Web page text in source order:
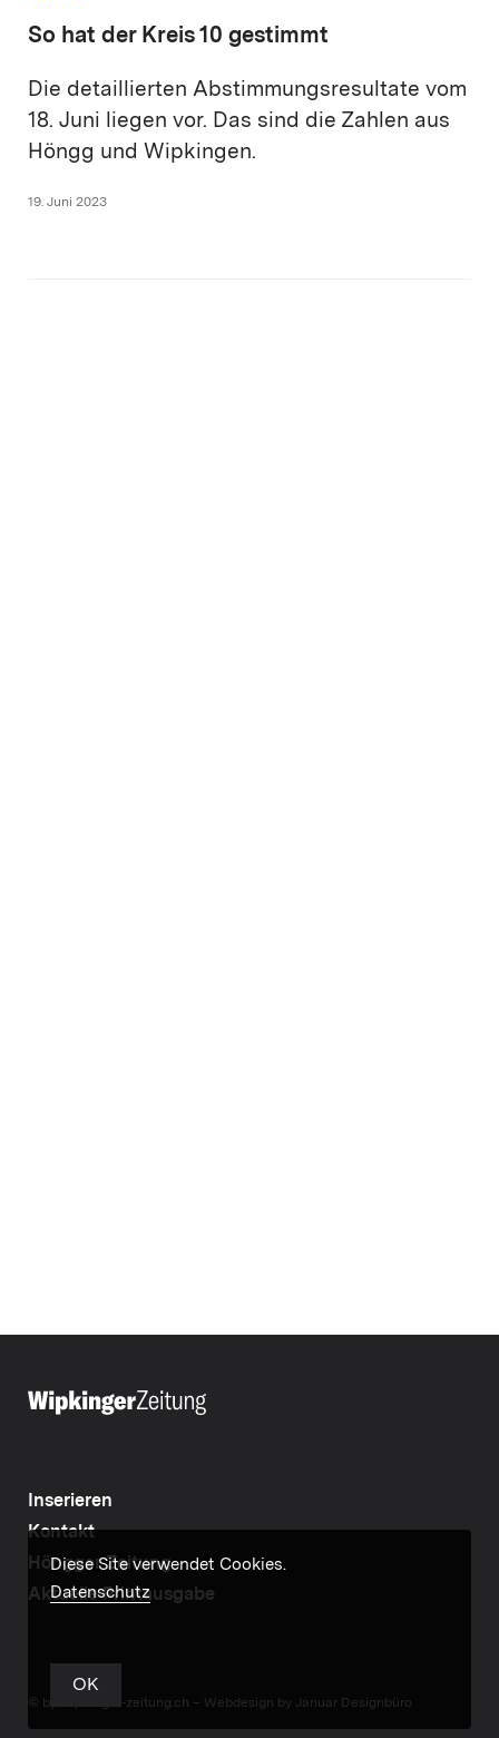
So hat der Kreis 10 gestimmt
Die detaillierten Abstimmungsresultate vom
18. Juni liegen vor. Das sind die Zahlen aus
Höngg und Wipkingen.
19. Juni 2023
Inserieren
Kontakt
Höngger Zeitung
Aktuelle Printausgabe
© by wipkinger-zeitung.ch – Webdesign by Januar Designbüro
Diese Site verwendet Cookies.
Datenschutz
OK